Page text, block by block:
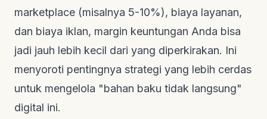
marketplace (misalnya 5-10%), biaya layanan,
dan biaya iklan, margin keuntungan Anda bisa
jadi jauh lebih kecil dari yang diperkirakan. Ini
menyoroti pentingnya strategi yang lebih cerdas
untuk mengelola "bahan baku tidak langsung"
digital ini.